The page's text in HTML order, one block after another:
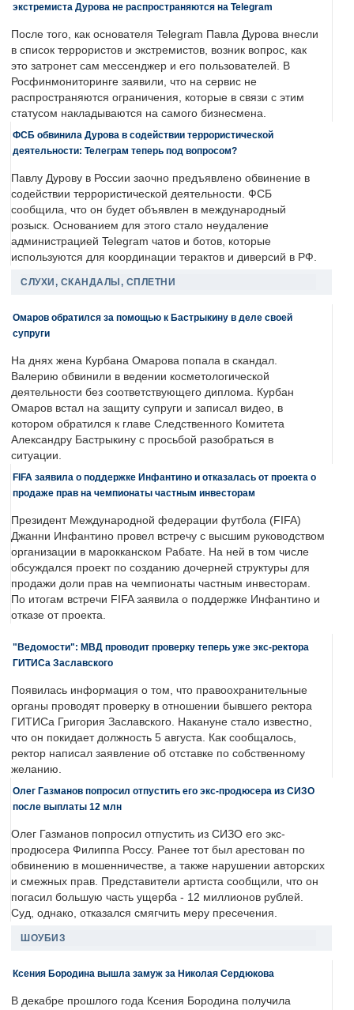
экстремиста Дурова не распространяются на Telegram
После того, как основателя Telegram Павла Дурова внесли
в список террористов и экстремистов, возник вопрос, как
это затронет сам мессенджер и его пользователей. В
Росфинмониторинге заявили, что на сервис не
распространяются ограничения, которые в связи с этим
статусом накладываются на самого бизнесмена.
ФСБ обвинила Дурова в содействии террористической
деятельности: Телеграм теперь под вопросом?
Павлу Дурову в России заочно предъявлено обвинение в
содействии террористической деятельности. ФСБ
сообщила, что он будет объявлен в международный
розыск. Основанием для этого стало неудаление
администрацией Telegram чатов и ботов, которые
используются для координации терактов и диверсий в РФ.
СЛУХИ, СКАНДАЛЫ, СПЛЕТНИ
Омаров обратился за помощью к Бастрыкину в деле своей
супруги
На днях жена Курбана Омарова попала в скандал.
Валерию обвинили в ведении косметологической
деятельности без соответствующего диплома. Курбан
Омаров встал на защиту супруги и записал видео, в
котором обратился к главе Следственного Комитета
Александру Бастрыкину с просьбой разобраться в
ситуации.
FIFA заявила о поддержке Инфантино и отказалась от проекта о
продаже прав на чемпионаты частным инвесторам
Президент Международной федерации футбола (FIFA)
Джанни Инфантино провел встречу с высшим руководством
организации в марокканском Рабате. На ней в том числе
обсуждался проект по созданию дочерней структуры для
продажи доли прав на чемпионаты частным инвесторам.
По итогам встречи FIFA заявила о поддержке Инфантино и
отказе от проекта.
"Ведомости": МВД проводит проверку теперь уже экс-ректора
ГИТИСа Заславского
Появилась информация о том, что правоохранительные
органы проводят проверку в отношении бывшего ректора
ГИТИСа Григория Заславского. Накануне стало известно,
что он покидает должность 5 августа. Как сообщалось,
ректор написал заявление об отставке по собственному
желанию.
Олег Газманов попросил отпустить его экс-продюсера из СИЗО
после выплаты 12 млн
Олег Газманов попросил отпустить из СИЗО его экс-
продюсера Филиппа Россу. Ранее тот был арестован по
обвинению в мошенничестве, а также нарушении авторских
и смежных прав. Представители артиста сообщили, что он
погасил большую часть ущерба - 12 миллионов рублей.
Суд, однако, отказался смягчить меру пресечения.
ШОУБИЗ
Ксения Бородина вышла замуж за Николая Сердюкова
В декабре прошлого года Ксения Бородина получила